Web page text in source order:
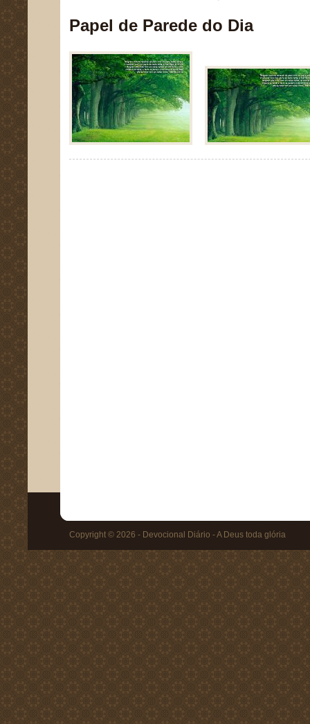
Papel de Parede do Dia
Copyright © 2026 - Devocional Diário - A Deus toda glória